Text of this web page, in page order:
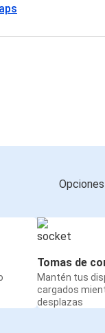
Tomas de
Mantén tus
cargados
desplazas